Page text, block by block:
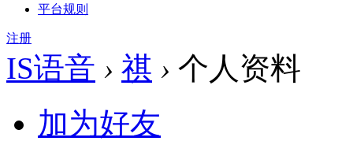
平台规则
注册
IS语音 › 祺 › 个人资料
加为好友